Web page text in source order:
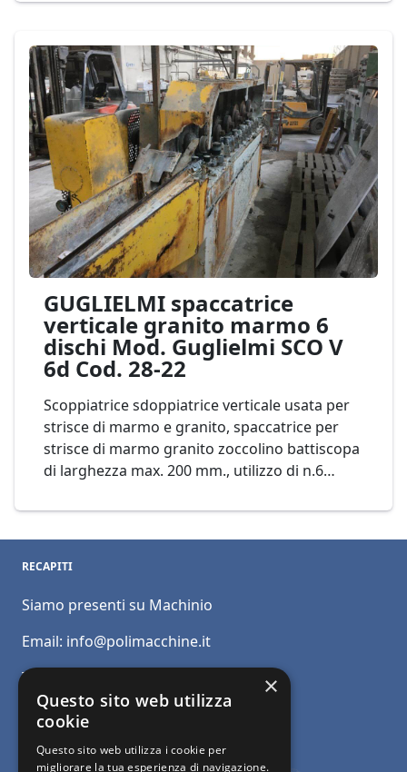
GUGLIELMI spaccatrice
verticale granito marmo 6
dischi Mod. Guglielmi SCO V
6d Cod. 28-22
Scoppiatrice sdoppiatrice verticale usata per
strisce di marmo e granito, spaccatrice per
strisce di marmo granito zoccolino battiscopa
di larghezza max. 200 mm., utilizzo di n.6
V 6d Cod. 28-22
RECAPITI
Siamo presenti su Machinio
Email: info@polimacchine.it
Telefono:
Mobile:+39 348 5110011
×
Questo sito web utilizza
cookie
Questo sito web utilizza i cookie per
migliorare la tua esperienza di navigazione.